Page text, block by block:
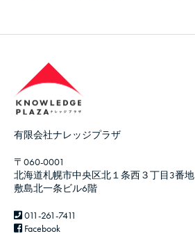
有限会社ナレッジプラザ
〒060-0001
北海道札幌市中央区北１条西３丁目3番地
敷島北一条ビル6階
011-261-7411
Facebook